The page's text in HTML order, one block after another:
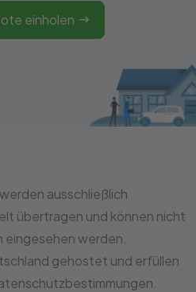
einholen
ausschließlich
übertragen und können nicht
eingesehen werden.
gehostet und erfüllen